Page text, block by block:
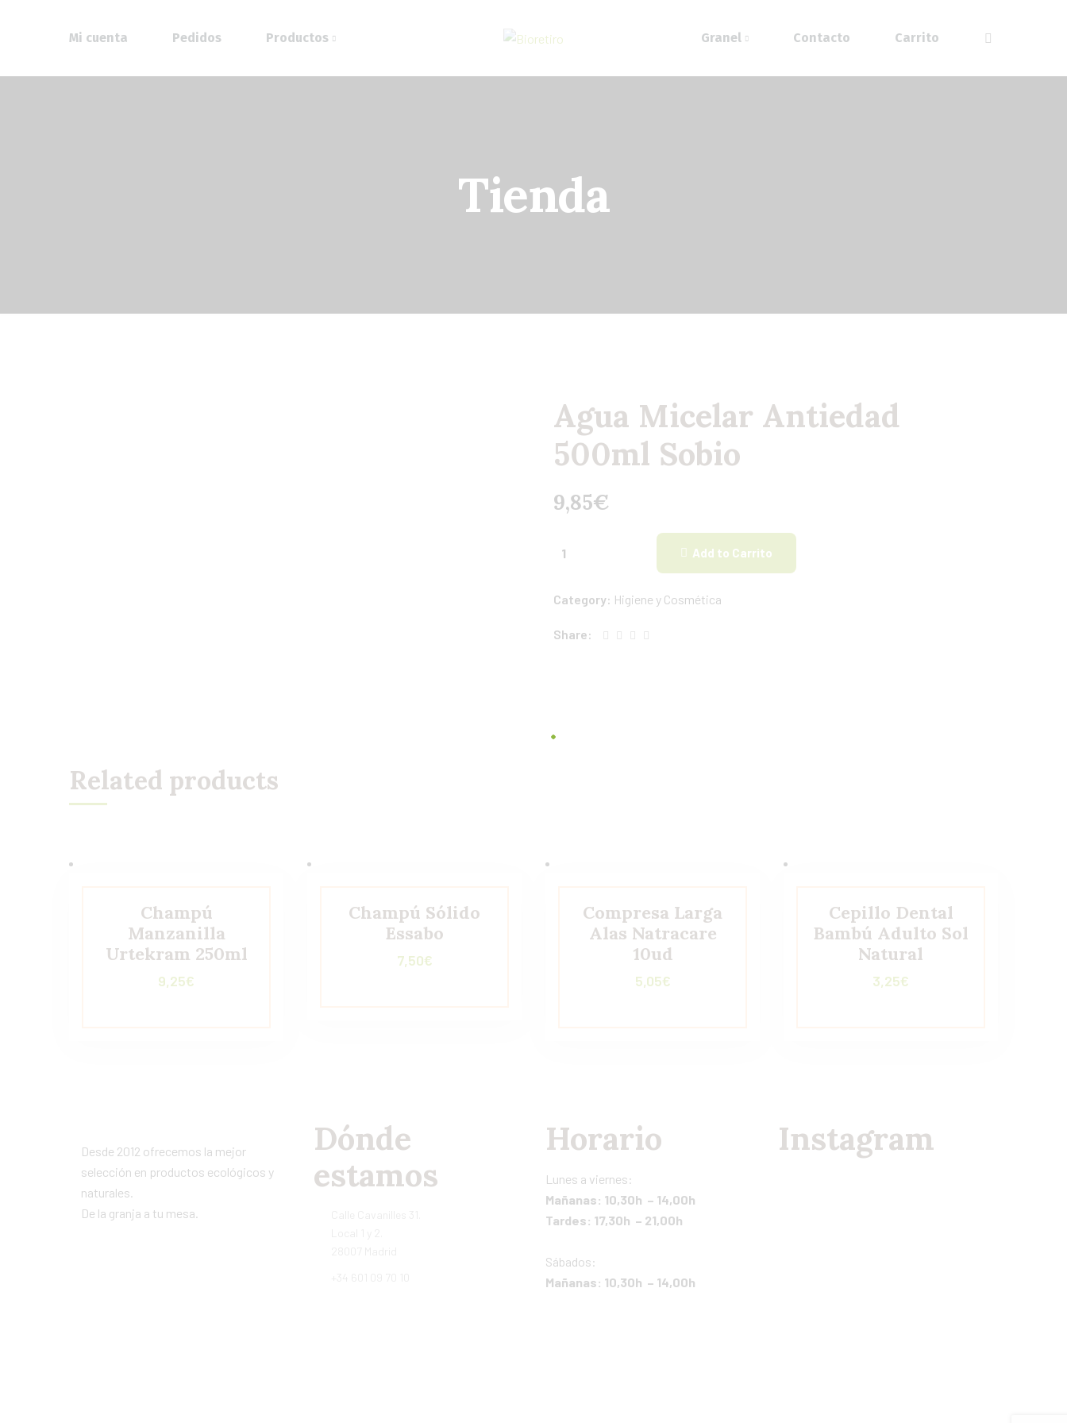
Mi cuenta Pedidos Productos Granel Contacto Carrito
Tienda
Agua Micelar Antiedad
500ml Sobio
9,85€
Add to Carrito
Category: Higiene y Cosmética
Share:
Related products
Champú
Manzanilla
Urtekram 250ml
9,25€
Champú Sólido
Essabo
7,50€
Compresa Larga
Alas Natracare
10ud
5,05€
Cepillo Dental
Bambú Adulto Sol
Natural
3,25€
Desde 2012 ofrecemos la mejor
selección en productos ecológicos y
naturales.
De la granja a tu mesa.
Dónde
estamos
Horario
Lunes a viernes:
Mañanas: 10,30h – 14,00h
Tardes: 17,30h – 21,00h
Sábados:
Mañanas: 10,30h – 14,00h
Instagram